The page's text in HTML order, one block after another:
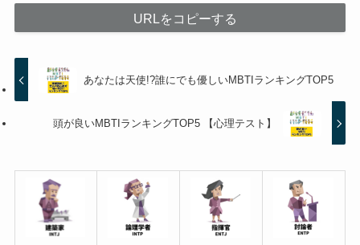
URLをコピーする
あなたは天使!?誰にでも優しいMBTIランキングTOP5
頭が良いMBTIランキングTOP5 【心理テスト】